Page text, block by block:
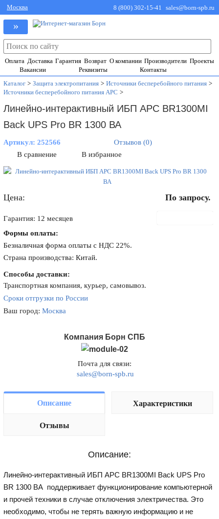
Москва 8 (800) 302-15-41 sales@born-spb.ru
»
Оплата Доставка Гарантия Возврат О компании Производители Проекты
Вакансии
Реквизиты
Контакты
Каталог > Защита электропитания > Источники бесперебойного питания >
Источники бесперебойного питания APC >
Линейно-интерактивный ИБП APC BR1300MI
Back UPS Pro BR 1300 ВА
Артикул:252566
Отзывов (0)
В сравнение
В избранное
Цена: По запросу.
Гарантия: 12 месяцев
Формы оплаты:
Безналичная форма оплаты с НДС 22%.
Страна производства: Китай.
Способы доставки:
Транспортная компания, курьер, самовывоз.
Сроки отгрузки по России
Ваш город:Москва
Компания Борн СПБ
Почта для связи:
sales@born-spb.ru
Описание Характеристики
Отзывы
Описание:
Линейно-интерактивный ИБП APC BR1300MI Back UPS Pro
BR 1300 ВА поддерживает функционирование компьютерной
и прочей техники в случае отключения электричества. Это
необходимо, чтобы не терять важную информацию и не